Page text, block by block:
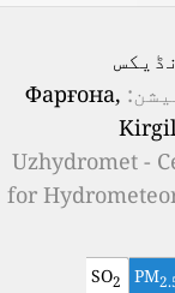
Фарғона,
Uzhydromet -
for
PM
SO2